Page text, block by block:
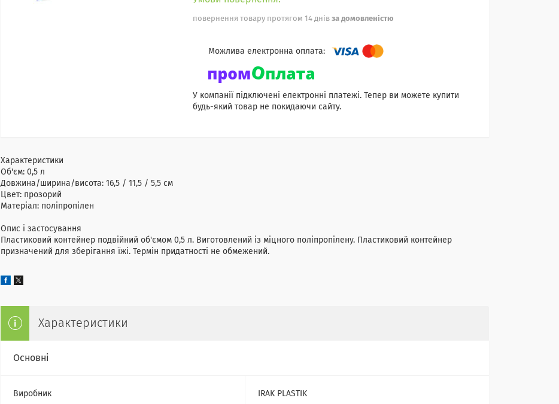
повернення товару протягом 14 днів за домовленістю
У компанії підключені електронні платежі. Тепер ви можете купити
будь-який товар не покидаючи сайту.
Характеристики
Об'єм: 0,5 л
Довжина/ширина/висота: 16,5 / 11,5 / 5,5 cм
Цвет: прозорий
Матеріал: поліпропілен
Опис і застосування
Пластиковий контейнер подвійний об'ємом 0,5 л. Виготовлений із міцного поліпропілену. Пластиковий контейнер
призначений для зберігання їжі. Термін придатності не обмежений.
Характеристики
Основні
Виробник IRAK PLASTIK